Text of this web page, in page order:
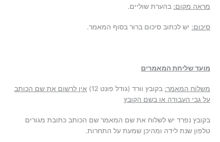
מראה מקום: בהערת שוליים.
סיכום: יש לכתוב סיכום ברור בסוף המאמר.
מועד שליחת המאמרים
משלוח המאמר: בקובץ וורד (גודל פונט 12)
אין לרשום את שם הכותב
על גבי העבודה או בשם הקובץ
בקובץ נפרד יש לשלוח את שם המאמר שם הכותב כתובת מגורים
טלפון שנת לידה ומהיכן שמעת על התחרות.